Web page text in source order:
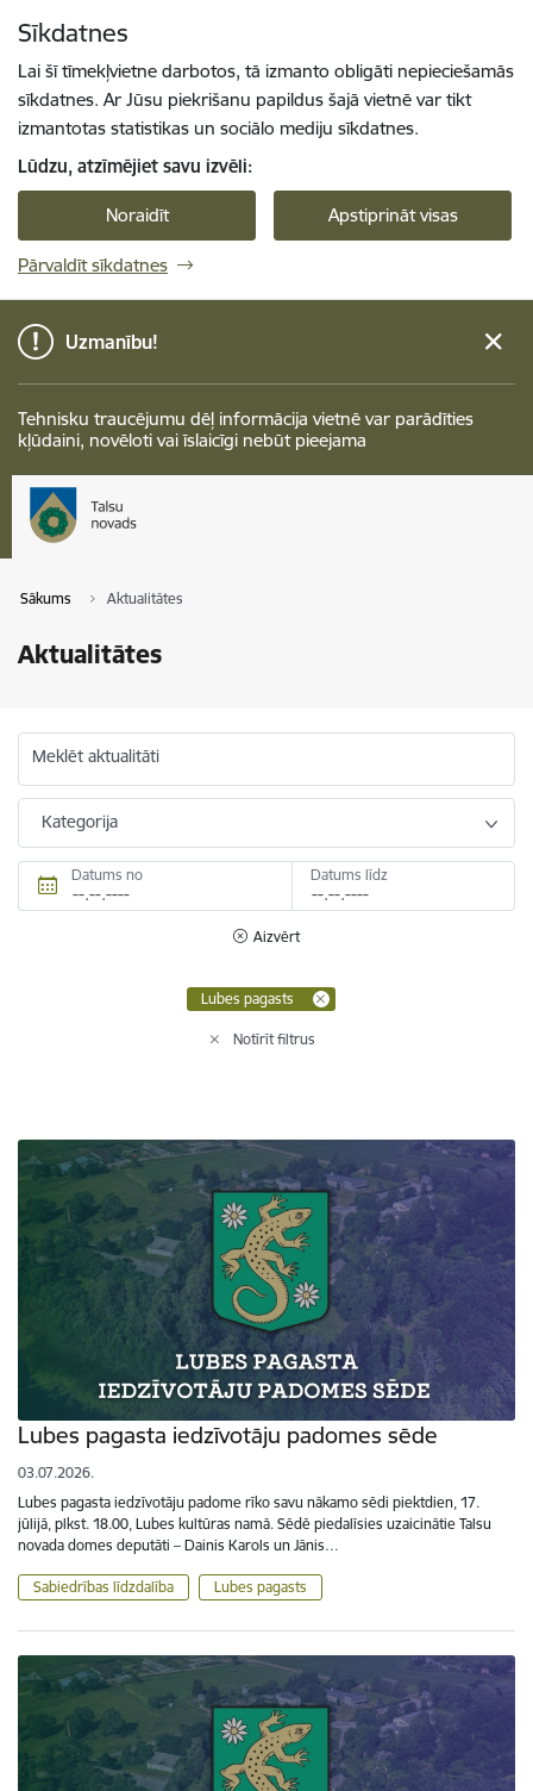
Sīkdatnes
Lai šī tīmekļvietne darbotos, tā izmanto obligāti nepieciešamās
sīkdatnes. Ar Jūsu piekrišanu papildus šajā vietnē var tikt
izmantotas statistikas un sociālo mediju sīkdatnes.
Lūdzu, atzīmējiet savu izvēli:
Noraidīt Apstiprināt visas
Pārvaldīt sīkdatnes
Uzmanību!
Tehnisku traucējumu dēļ informācija vietnē var parādīties
kļūdaini, novēloti vai īslaicīgi nebūt pieejama
Sākums Aktualitātes
Aktualitātes
Meklēt aktualitāti
Kategorija
Datums no Datums līdz
Aizvērt
Lubes pagasts
Notīrīt filtrus
Lubes pagasta iedzīvotāju padomes sēde
03.07.2026.
Lubes pagasta iedzīvotāju padome rīko savu nākamo sēdi piektdien, 17.
jūlijā, plkst. 18.00, Lubes kultūras namā. Sēdē piedalīsies uzaicinātie Talsu
novada domes deputāti – Dainis Karols un Jānis…
Sabiedrības līdzdalība Lubes pagasts